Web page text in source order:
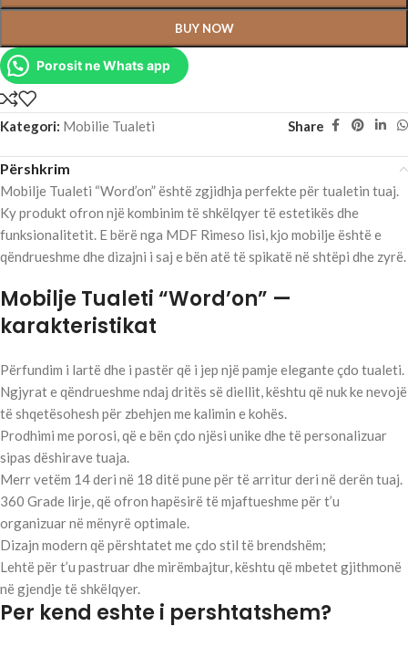
BUY NOW
Porosit ne Whats app
Kategori: Mobilie Tualeti Share
Përshkrim
Mobilje Tualeti “Word’on” është zgjidhja perfekte për tualetin tuaj.
Ky produkt ofron një kombinim të shkëlqyer të estetikës dhe
funksionalitetit. E bërë nga MDF Rimeso lisi, kjo mobilje është e
qëndrueshme dhe dizajni i saj e bën atë të spikatë në shtëpi dhe zyrë.
Mobilje Tualeti “Word’on” —
karakteristikat
Përfundim i lartë dhe i pastër që i jep një pamje elegante çdo tualeti.
Ngjyrat e qëndrueshme ndaj dritës së diellit, kështu që nuk ke nevojë
të shqetësohesh për zbehjen me kalimin e kohës.
Prodhimi me porosi, që e bën çdo njësi unike dhe të personalizuar
sipas dëshirave tuaja.
Merr vetëm 14 deri në 18 ditë pune për të arritur deri në derën tuaj.
360 Grade lirje, që ofron hapësirë të mjaftueshme për t’u
organizuar në mënyrë optimale.
Dizajn modern që përshtatet me çdo stil të brendshëm;
Lehtë për t’u pastruar dhe mirëmbajtur, kështu që mbetet gjithmonë
në gjendje të shkëlqyer.
Per kend eshte i pershtatshem?